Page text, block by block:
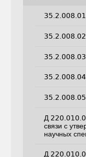
35.2.008.01
35.2.008.02
35.2.008.03
35.2.008.04
35.2.008.05
Д
связи с
научных
Д